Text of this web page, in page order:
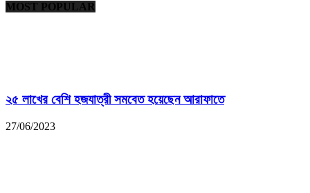
MOST POPULAR
২৫ লাখের বেশি হজযাত্রী সমবেত হয়েছেন আরাফাতে
27/06/2023